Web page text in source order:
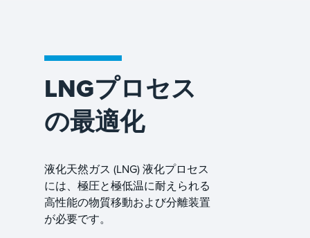
LNGプロセス
の最適化
液化天然ガス (LNG) 液化プロセス
には、極圧と極低温に耐えられる
高性能の物質移動および分離装置
が必要です。